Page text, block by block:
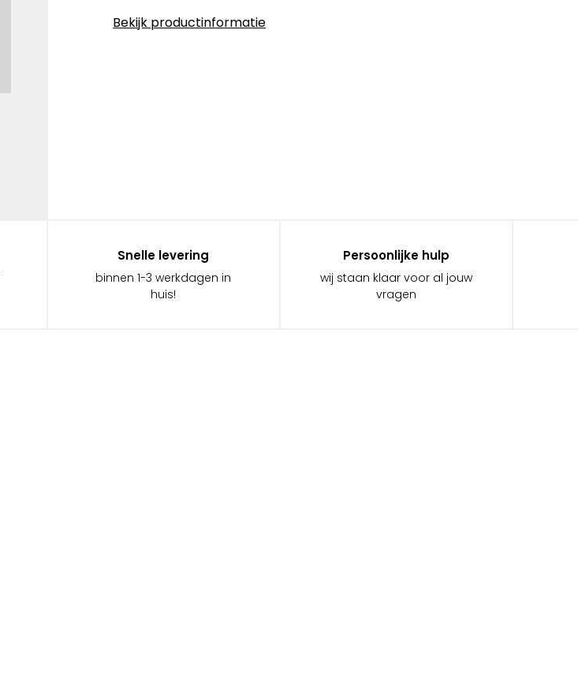
Bekijk productinformatie
Snelle levering
binnen 1-3 werkdagen in
huis!
Persoonlijke hulp
wij staan klaar voor al jouw
vragen